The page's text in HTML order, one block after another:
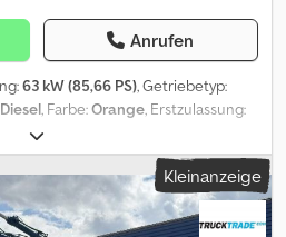
Anrufen
63 kW (85,66 PS), Getriebetyp:
Diesel, Farbe:Orange, Erstzulassung:
, Baujahr:
, = Weitere Optionen und
= Anmerkungen = Ein autorisierter
Górne bietet eine Straßenwalze zum
erworben wurde und zuvor in
Kleinanzeige